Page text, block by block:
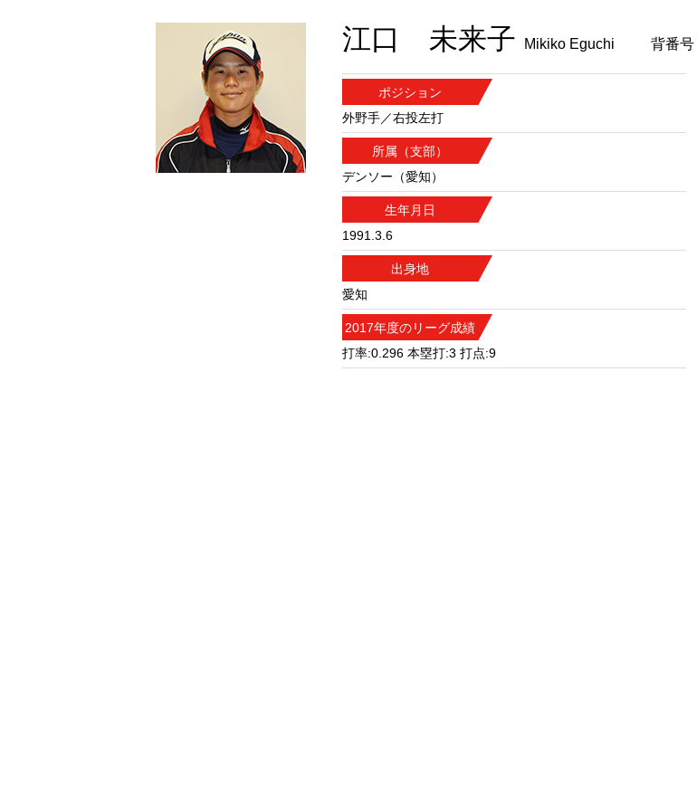
江口 未来子 Mikiko Eguchi 背番号
ポジション
外野手／右投左打
所属（支部）
デンソー（愛知）
生年月日
1991.3.6
出身地
愛知
2017年度のリーグ成績
打率:0.296 本塁打:3 打点:9